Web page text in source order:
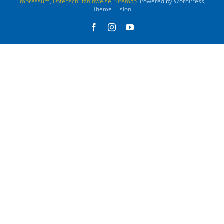
Theme Fusion
FacebookInstagramYouTube